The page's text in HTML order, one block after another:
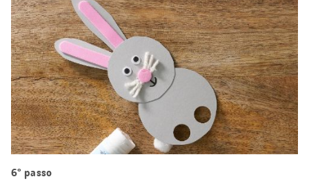
6° passo